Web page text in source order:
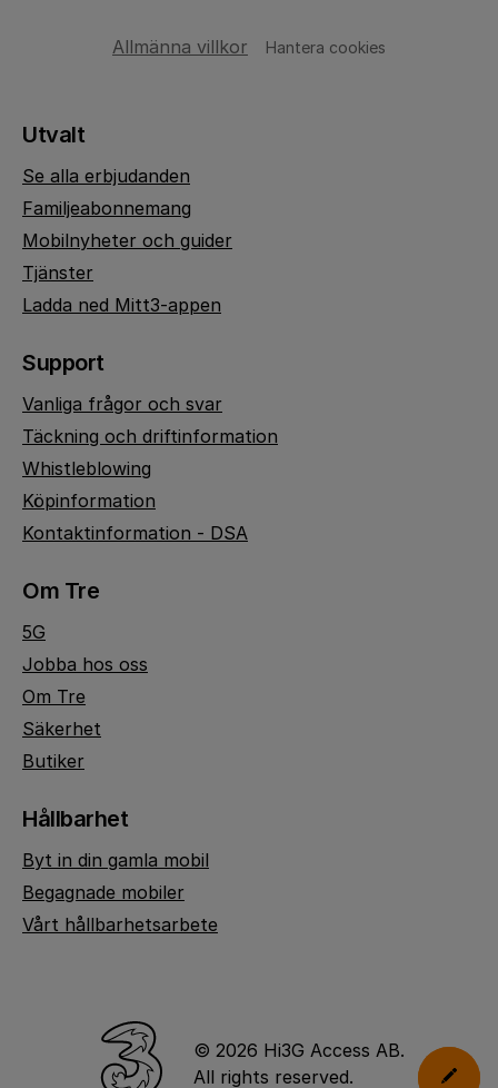
Allmänna villkor Hantera cookies
Utvalt
Se alla erbjudanden
Familjeabonnemang
Mobilnyheter och guider
Tjänster
Ladda ned Mitt3-appen
Support
Vanliga frågor och svar
Täckning och driftinformation
Whistleblowing
Köpinformation
Kontaktinformation - DSA
Om Tre
5G
Jobba hos oss
Om Tre
Säkerhet
Butiker
Hållbarhet
Byt in din gamla mobil
Begagnade mobiler
Vårt hållbarhetsarbete
© 2026 Hi3G Access AB.
All rights reserved.